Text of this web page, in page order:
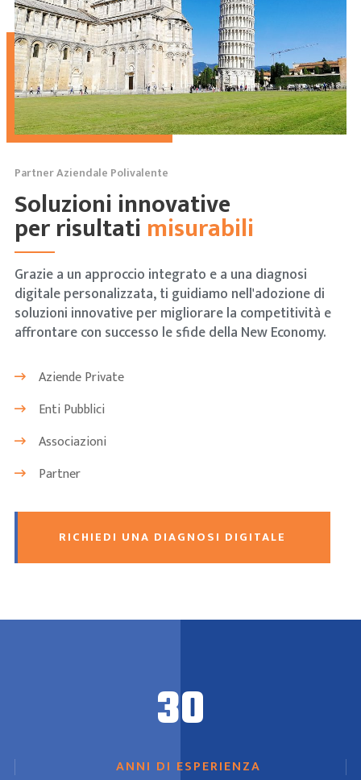
Partner Aziendale Polivalente
Soluzioni innovative
per risultati misurabili
Grazie a un approccio integrato e a una diagnosi
digitale personalizzata, ti guidiamo nell'adozione di
soluzioni innovative per migliorare la competitività e
affrontare con successo le sfide della New Economy.
Aziende Private
Enti Pubblici
Associazioni
Partner
RICHIEDI UNA DIAGNOSI DIGITALE
30
ANNI DI ESPERIENZA